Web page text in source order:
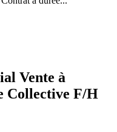
Vente à
Collective F/H